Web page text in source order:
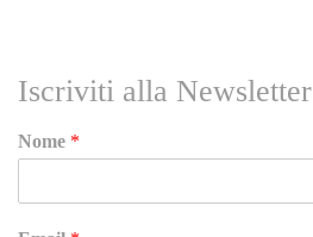
Iscriviti alla Newsletter
Nome *